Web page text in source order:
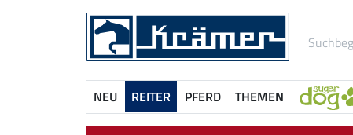
NEU REITER PFERD THEMEN